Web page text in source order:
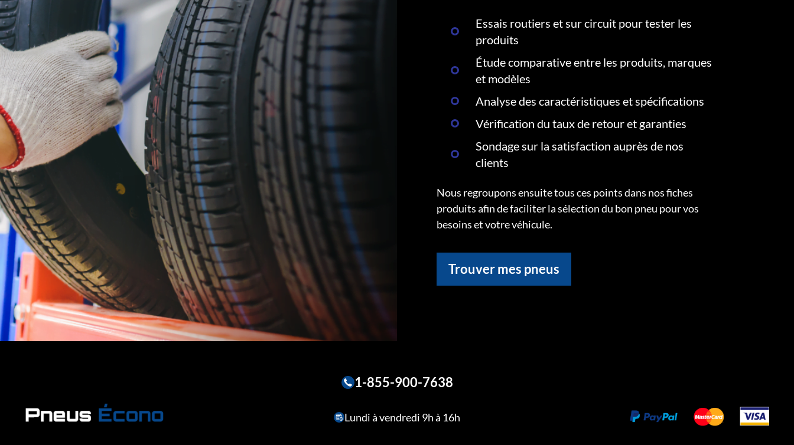
Essais routiers et sur circuit pour tester les
produits
Étude comparative entre les produits, marques
et modèles
Analyse des caractéristiques et spécifications
Vérification du taux de retour et garanties
Sondage sur la satisfaction auprès de nos
clients
Nous regroupons ensuite tous ces points dans nos fiches
produits afin de faciliter la sélection du bon pneu pour vos
besoins et votre véhicule.
Trouver mes pneus
1-855-900-7638
Lundi à vendredi 9h à 16h